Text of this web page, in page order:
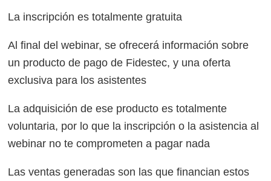
La inscripción es totalmente gratuita
Al final del webinar, se ofrecerá información sobre
un producto de pago de Fidestec, y una oferta
exclusiva para los asistentes
La adquisición de ese producto es totalmente
voluntaria, por lo que la inscripción o la asistencia al
webinar no te comprometen a pagar nada
Las ventas generadas son las que financian estos